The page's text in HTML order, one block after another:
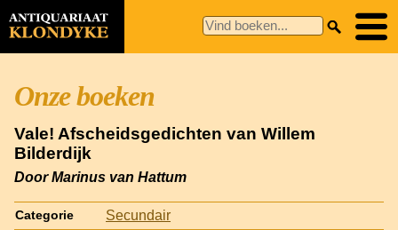
Onze boeken
Vale! Afscheidsgedichten van Willem
Bilderdijk
Door Marinus van Hattum
Categorie Secundair